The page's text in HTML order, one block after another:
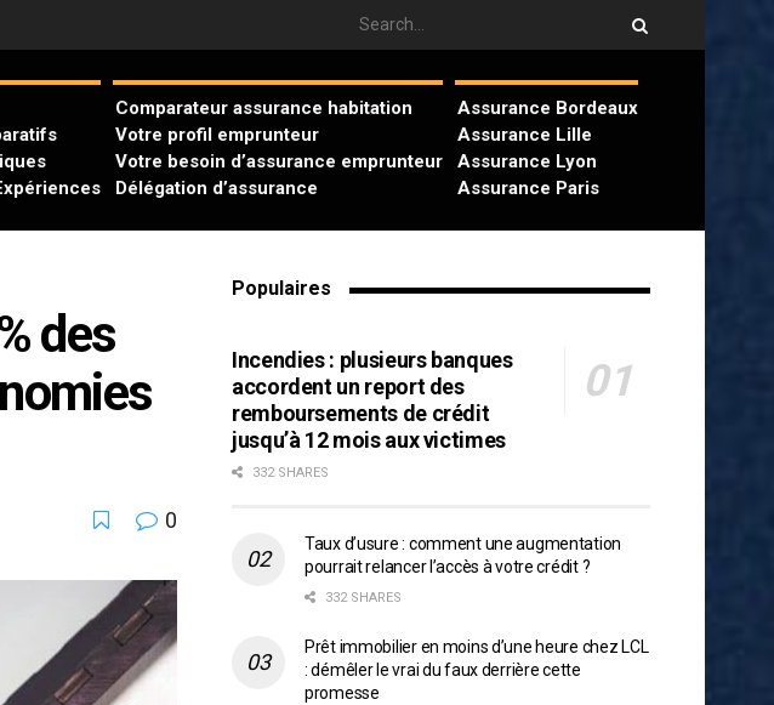
Comparateur assurance habitation
Votre profil emprunteur
Votre besoin d’assurance emprunteur
Délégation d’assurance
Assurance Bordeaux
Assurance Lille
Assurance Lyon
Assurance Paris
des
0
Populaires
Incendies : plusieurs banques
accordent un report des
remboursements de crédit
jusqu’à 12 mois aux victimes
332 SHARES
Taux d’usure : comment une augmentation
pourrait relancer l’accès à votre crédit ?
332 SHARES
Prêt immobilier en moins d’une heure chez LCL
: démêler le vrai du faux derrière cette
promesse